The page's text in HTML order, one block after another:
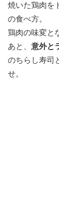
焼いた鶏肉を
の食べ方。
鶏肉の味変と
あと、 意外と
のちらし寿司
せ。